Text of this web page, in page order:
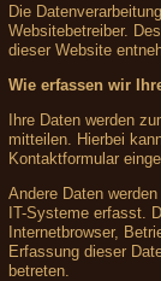
Die
Websitebetreiber.
dieser Website
Wie erfassen wir
Ihre Daten werden
mitteilen. Hierbei
Kontaktformular
Andere Daten
IT-Systeme erfasst.
Internetbrowser,
Erfassung dieser
betreten.